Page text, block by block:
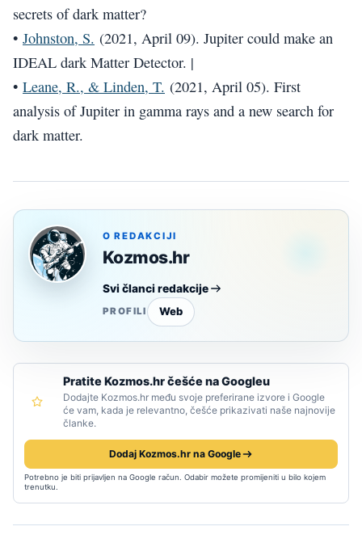
secrets of dark matter?
• Johnston, S. (2021, April 09). Jupiter could make an
IDEAL dark Matter Detector. |
• Leane, R., & Linden, T. (2021, April 05). First
analysis of Jupiter in gamma rays and a new search for
dark matter.
O REDAKCIJI
Kozmos.hr
Svi članci redakcije
PROFILI Web
Pratite Kozmos.hr češće na Googleu
Dodajte Kozmos.hr među svoje preferirane izvore i Google
će vam, kada je relevantno, češće prikazivati naše najnovije
članke.
Dodaj Kozmos.hr na Google
Potrebno je biti prijavljen na Google račun. Odabir možete promijeniti u bilo kojem
trenutku.